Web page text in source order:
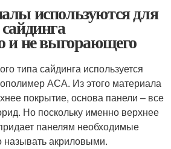
используются для
и не выгорающего
типа сайдинга используется
АСА. Из этого материала
покрытие, основа панели – все
Но поскольку именно верхнее
панелям необходимые
называть акриловыми.